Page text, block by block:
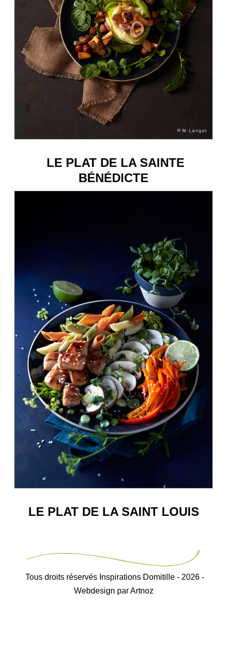
LE PLAT DE LA SAINTE
BÉNÉDICTE
LE PLAT DE LA SAINT LOUIS
Tous droits réservés Inspirations Domitille - 2026 -
Webdesign par Artnoz